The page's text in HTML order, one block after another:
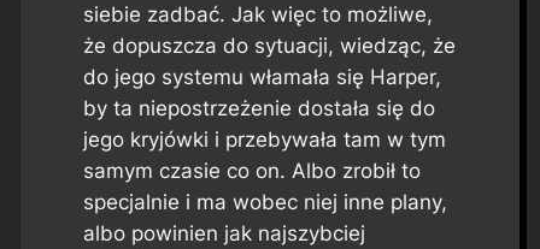
siebie zadbać. Jak więc to możliwe,
że dopuszcza do sytuacji, wiedząc, że
do jego systemu włamała się Harper,
by ta niepostrzeżenie dostała się do
jego kryjówki i przebywała tam w tym
samym czasie co on. Albo zrobił to
specjalnie i ma wobec niej inne plany,
albo powinien jak najszybciej